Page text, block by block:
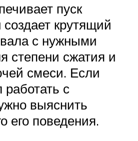
пуск
крутящий
с нужными
степени сжатия и
смеси. Если
работать с
выяснить
его поведения.